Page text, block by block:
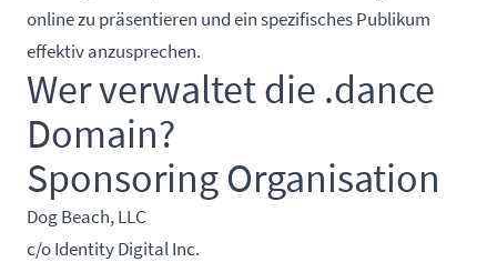
online zu präsentieren und ein spezifisches Publikum
effektiv anzusprechen.
Wer verwaltet die .dance
Domain?
Sponsoring Organisation
Dog Beach, LLC
c/o Identity Digital Inc.